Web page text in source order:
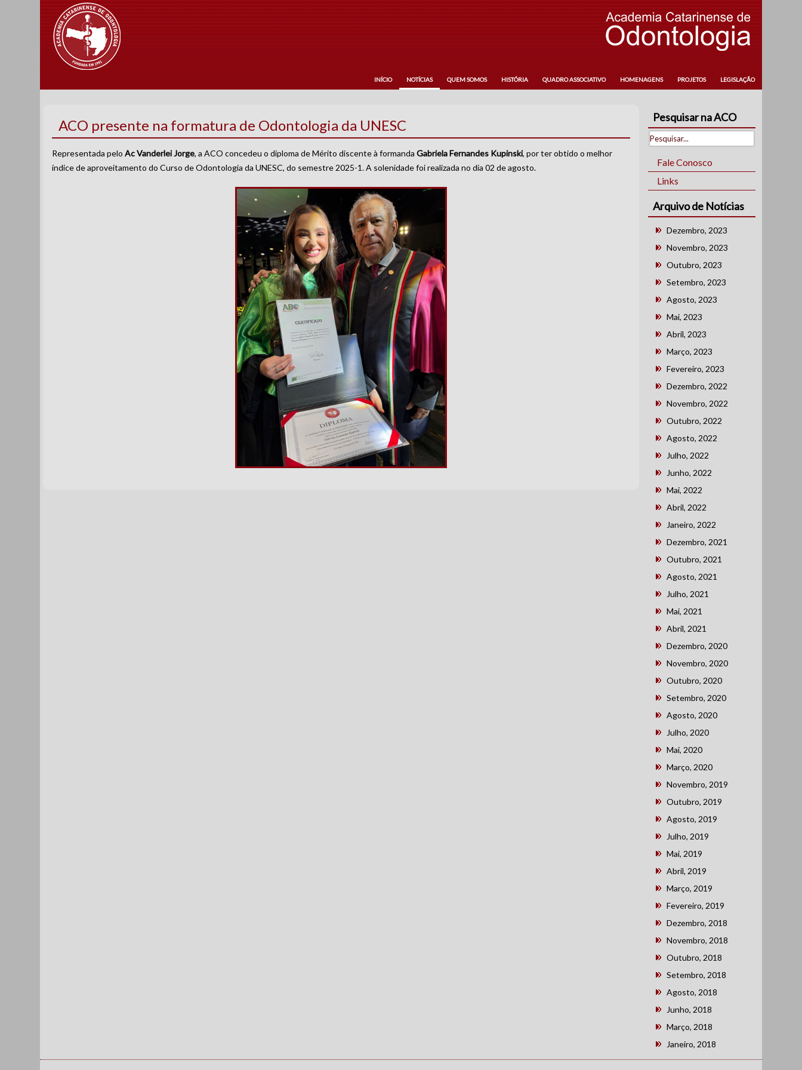
INÍCIO NOTÍCIAS QUEM SOMOS HISTÓRIA QUADRO ASSOCIATIVO HOMENAGENS PROJETOS LEGISLAÇÃO
ACO presente na formatura de Odontologia da UNESC
Representada peloAc Vanderlei Jorge, a ACO concedeu o diploma de Mérito discente à formandaGabriela Fernandes Kupinski, por ter obtido o melhor
índice de aproveitamento do Curso de Odontologia da UNESC, do semestre 2025-1. A solenidade foi realizada no dia 02 de agosto.
Pesquisar na ACO
Fale Conosco
Links
Arquivo de Notícias
Dezembro, 2023
Novembro, 2023
Outubro, 2023
Setembro, 2023
Agosto, 2023
Mai, 2023
Abril, 2023
Março, 2023
Fevereiro, 2023
Dezembro, 2022
Novembro, 2022
Outubro, 2022
Agosto, 2022
Julho, 2022
Junho, 2022
Mai, 2022
Abril, 2022
Janeiro, 2022
Dezembro, 2021
Outubro, 2021
Agosto, 2021
Julho, 2021
Mai, 2021
Abril, 2021
Dezembro, 2020
Novembro, 2020
Outubro, 2020
Setembro, 2020
Agosto, 2020
Julho, 2020
Mai, 2020
Março, 2020
Novembro, 2019
Outubro, 2019
Agosto, 2019
Julho, 2019
Mai, 2019
Abril, 2019
Março, 2019
Fevereiro, 2019
Dezembro, 2018
Novembro, 2018
Outubro, 2018
Setembro, 2018
Agosto, 2018
Junho, 2018
Março, 2018
Janeiro, 2018